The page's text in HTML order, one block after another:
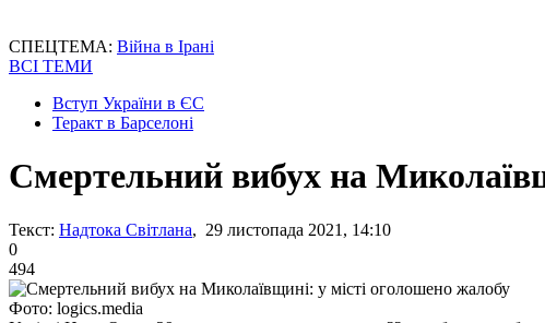
СПЕЦТЕМА: Війна в Ірані
ВСІ ТЕМИ
Вступ України в ЄС
Теракт в Барселоні
Смертельний вибух на
Текст: Надтока Світлана, 29 листопада 2021, 14:10
0
494
Фото: logics.media